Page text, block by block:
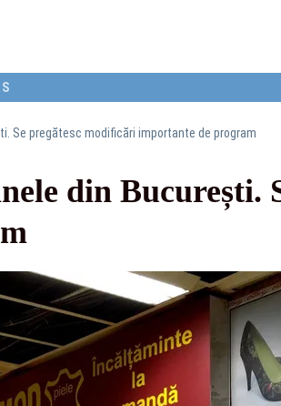
Se pregătesc modificări importante de program
din București.